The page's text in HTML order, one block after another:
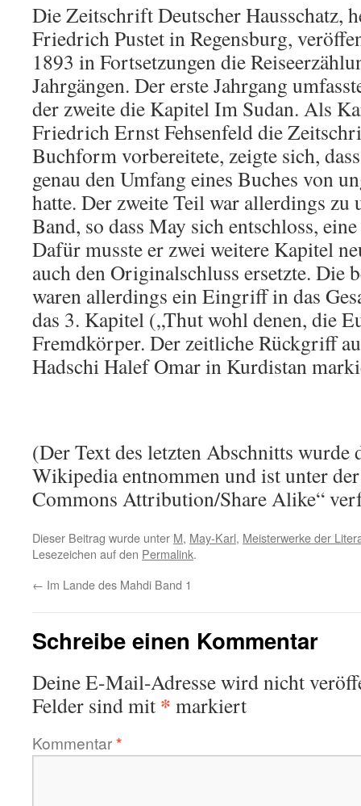
Die Zeitschrift Deutscher Hausschatz,
Friedrich Pustet in Regensburg,
1893 in Fortsetzungen die
Jahrgängen. Der erste Jahrgang
der zweite die Kapitel Im Sudan. Als
Friedrich Ernst Fehsenfeld die
Buchform vorbereitete, zeigte sich,
genau den Umfang eines Buches von
hatte. Der zweite Teil war allerdings
Band, so dass May sich entschloss,
Dafür musste er zwei weitere Kapitel
auch den Originalschluss ersetzte. Die
waren allerdings ein Eingriff in das
das 3. Kapitel („Thut wohl denen, die
Fremdkörper. Der zeitliche Rückgriff
Hadschi Halef Omar in Kurdistan
(Der Text des letzten Abschnitts wurde
Wikipedia entnommen und ist unter
Commons Attribution/Share Alike“
Dieser Beitrag wurde unter M, May-Karl, Meisterwerke der
Lesezeichen auf den Permalink.
← Im Lande des Mahdi Band 1
Schreibe einen Kommentar
Deine E-Mail-Adresse wird nicht
Felder sind mit * markiert
Kommentar*